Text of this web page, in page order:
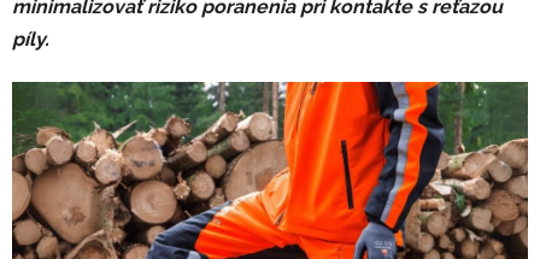
minimalizovať riziko poranenia pri kontakte s reťazou
píly.